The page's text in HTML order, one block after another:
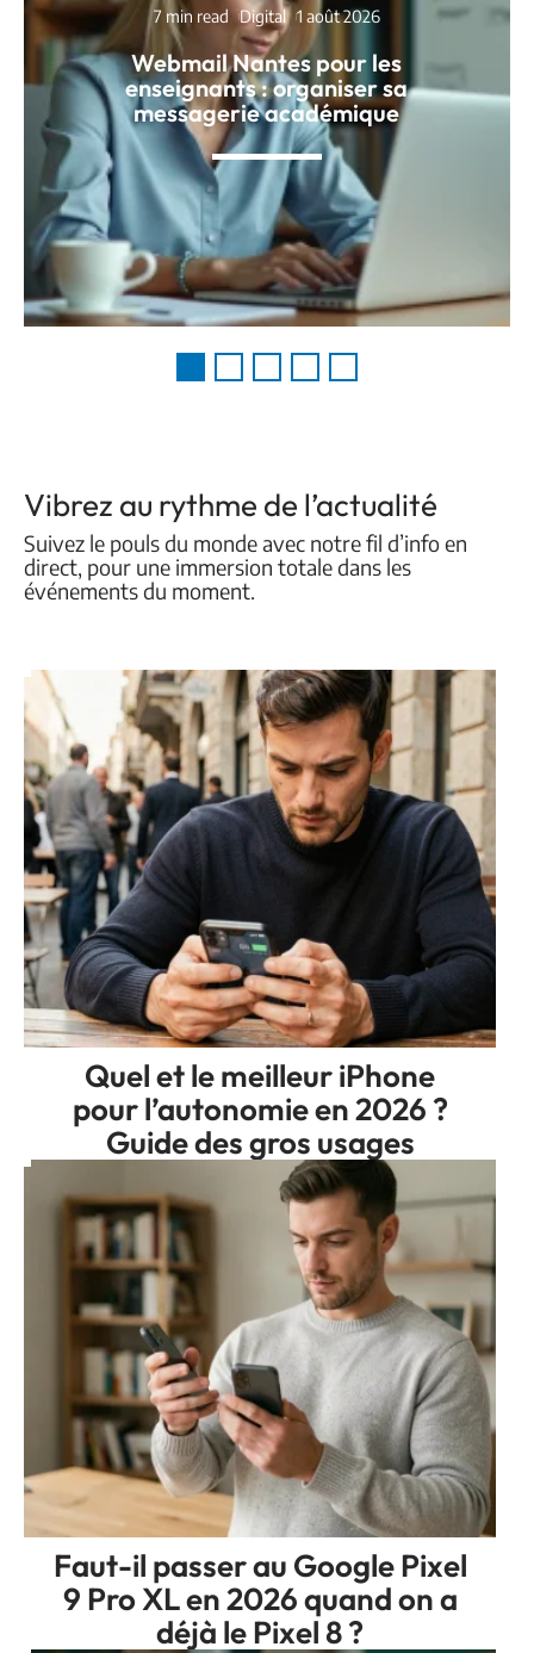
7 min read Digital 1 août 2026
Webmail Nantes pour les
enseignants : organiser sa
messagerie académique
Vibrez au rythme de l’actualité
Suivez le pouls du monde avec notre fil d’info en
direct, pour une immersion totale dans les
événements du moment.
Quel et le meilleur iPhone
pour l’autonomie en 2026 ?
Guide des gros usages
Faut-il passer au Google Pixel
9 Pro XL en 2026 quand on a
déjà le Pixel 8 ?